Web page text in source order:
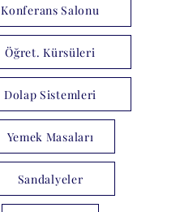
Konferans Salonu
Öğret. Kürsüleri
Dolap Sistemleri
Yemek Masaları
Sandalyeler